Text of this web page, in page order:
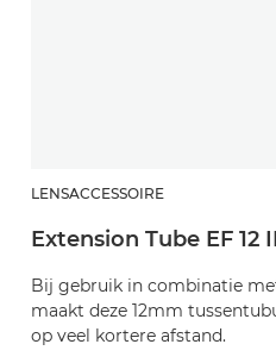
LENSACCESSOIRE
Extension Tube EF 12 II
Bij gebruik in combinatie
maakt deze 12mm
op veel kortere afstand.